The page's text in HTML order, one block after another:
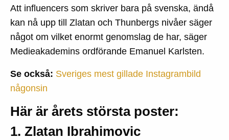
Att influencers som skriver bara på svenska, ändå
kan nå upp till Zlatan och Thunbergs nivåer säger
något om vilket enormt genomslag de har, säger
Medieakademins ordförande Emanuel Karlsten.
Se också: Sveriges mest gillade Instagrambild
någonsin
Här är årets största poster:
1. Zlatan Ibrahimovic